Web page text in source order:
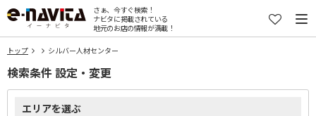
さぁ、今すぐ検索！
ナビタに掲載されている
地元のお店の情報が満載！
トップ シルバー人材センター
検索条件 設定・変更
エリアを選ぶ